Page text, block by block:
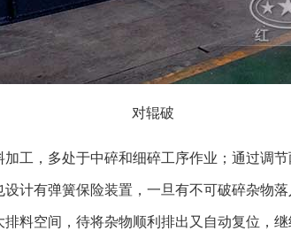
对辊破
工，多处于中碎和细碎工序作业；通过调
计有弹簧保险装置，一旦有不可破碎杂物
料空间，待将杂物顺利排出又自动复位，继